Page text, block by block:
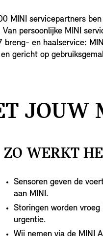
MINI servicepartners
Van persoonlijke MINI
en haalservice:
gericht op
JOUW
ZO WERKT
Sensoren geven de
aan MINI.
Storingen worden
urgentie.